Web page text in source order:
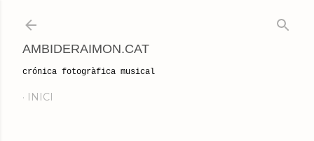
AMBIDERAIMON.CAT
crónica fotogràfica musical
INICI